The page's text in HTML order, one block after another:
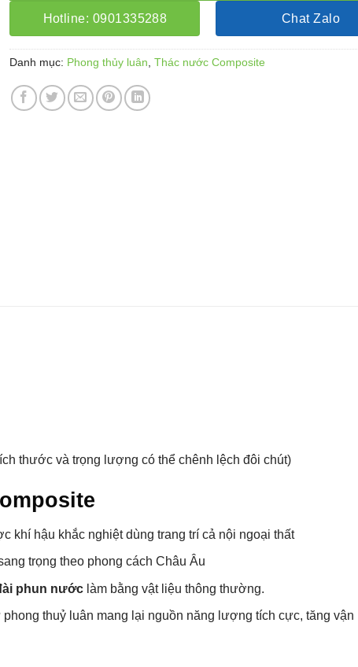
Hotline: 0901335288 Chat Zalo
Danh mục: Phong thủy luân ,Thác nước Composite
thước và trọng lượng có thể chênh lệch đôi chút)
khí hậu khắc nghiệt dùng trang trí cả nội ngoại thất
trọng theo phong cách Châu Âu
phun nướclàm bằng vật liệu thông thường.
thuỷ luân mang lại nguồn năng lượng tích cực, tăng vận